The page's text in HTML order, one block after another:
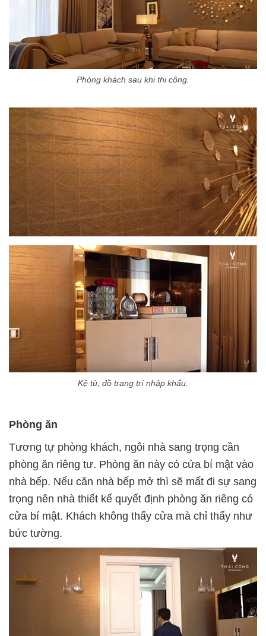
Phòng khách sau khi thi công.
Kệ tủ, đồ trang trí nhập khẩu.
Phòng ăn
Tương tự phòng khách, ngôi nhà sang trọng cần
phòng ăn riêng tư. Phòng ăn này có cửa bí mật vào
nhà bếp. Nếu căn nhà bếp mở thì sẽ mất đi sự sang
trọng nên nhà thiết kế quyết định phòng ăn riêng có
cửa bí mật. Khách không thấy cửa mà chỉ thấy như
bức tường.